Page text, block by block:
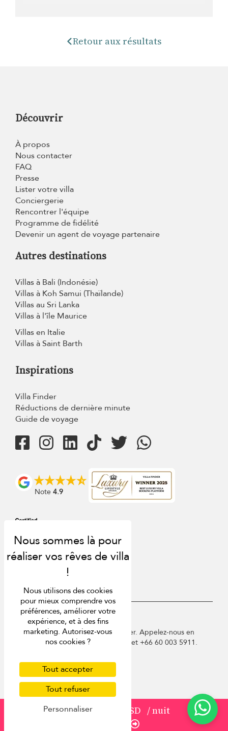
à partir de 199 USD / nuit
Retour aux résultats
Découvrir
À propos
Nous contacter
FAQ
Presse
Lister votre villa
Conciergerie
Rencontrer l'équipe
Programme de fidélité
Devenir un agent de voyage partenaire
Autres destinations
Villas à Bali (Indonésie)
Villas à Koh Samui (Thaïlande)
Villas au Sri Lanka
Villas à l'île Maurice
Villas en Italie
Villas à Saint Barth
Inspirations
Villa Finder
Réductions de dernière minute
Guide de voyage
Note 4.9
USD $ fr Français
Copyright © 2026 Phuket Villa Finder. Appelez-nous en
France au 01 78 90 04 96 ou à Phuket +66 60 003 5911.
Politique de confidentialité
Cookies
Plan du site
Nous utilisons des cookies
pour mieux comprendre vos
préférences, améliorer votre
expérience, et à des fins
marketing. Autorisez-vous
nos cookies ?
Tout accepter
Tout refuser
Personnaliser